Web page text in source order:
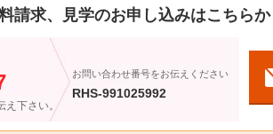
請求、見学のお申し込みはこちらか
え下さい。
お問い合わせ番号をお伝えください
RHS-991025992